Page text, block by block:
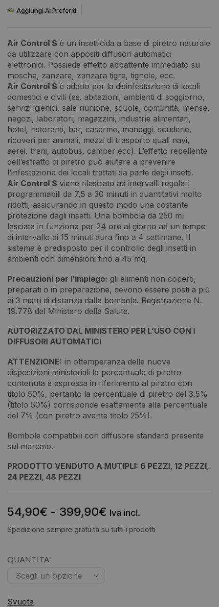
Aggiungi Ai Preferiti
Air Control S è un insetticida a base di piretro naturale
da utilizzare con appositi diffusori automatici
elettronici. Possiede effetto abbattente immediato su
mosche, zanzare, zanzara tigre, tignole, ecc.
Air Control S è adatto per la disinfestazione di locali
domestici e civili (es. abitazioni, ambienti di soggiorno,
servizi igienici, sale riunione, scuole, comunità, mense,
negozi, laboratori, magazzini, industrie alimentari,
hotel, ristoranti, bar, caserme, maneggi, scuderie,
ricoveri per animali, mezzi di trasporto quali navi,
aerei, treni, autobus, camper ecc). L’effetto repellente
dell’estratto di piretro può aiutare a prevenire
l’infestazione dei locali trattati da parte degli insetti.
Air Control S viene rilasciato ad intervalli regolari
programmabili da 7,5 a 30 minuti in quantitativi molto
ridotti, assicurando in questo modo una costante
protezione dagli insetti. Una bombola da 250 ml
lasciata in funzione per 24 ore al giorno ad un tempo
di intervallo di 15 minuti dura fino a 4 settimane. Il
sistema è predisposto per il controllo degli insetti in
ambienti con dimensioni fino a 45 mq.
Precauzioni per l’impiego: gli alimenti non coperti,
preparati o in preparazione, devono essere posti a più
di 3 metri di distanza dalla bombola. Registrazione N.
19.778 del Ministero della Salute.
AUTORIZZATO DAL MINISTERO PER L’USO CON I
DIFFUSORI AUTOMATICI
ATTENZIONE: in ottemperanza delle nuove
disposizioni ministeriali la percentuale di piretro
contenuta è espressa in riferimento al piretro con
titolo 50%, pertanto la percentuale di piretro del 3,5%
(titolo 50%) corrisponde esattamente alla percentuale
del 7% (con piretro avente titolo 25%).
Bombole compatibili con diffusore standard presente
sul mercato.
PRODOTTO VENDUTO A MUTIPLI: 6 PEZZI, 12 PEZZI,
24 PEZZI, 48 PEZZI
54,90€ - 399,90€ Iva incl.
Spedizione sempre gratuita su tutti i prodotti
QUANTITA'
Svuota